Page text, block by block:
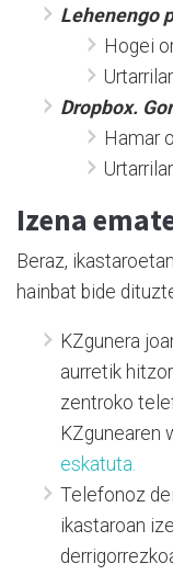
Lehenengo
Hogei
Dropbox.
Hamar
Izena
Beraz,
hainbat bide
KZgunera
aurretik
zentroko
KZgunearen
eskatuta.
Telefonoz
ikastaroan